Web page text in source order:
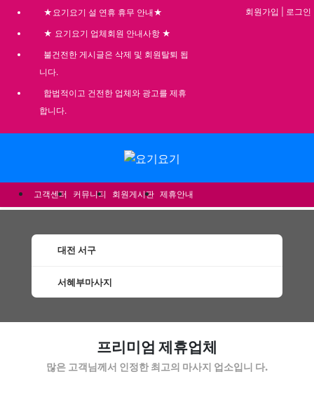
★요기요기 설 연휴 휴무 안내★
★ 요기요기 업체회원 안내사항 ★
불건전한 게시글은 삭제 및 회원탈퇴 됩
니다.
합법적이고 건전한 업체와 광고를 제휴
합니다.
회원가입 로그인
고객센터 커뮤니티 회원게시판 제휴안내
대전 서구
서혜부마사지
프리미엄 제휴업체
많은 고객님께서 인정한 최고의 마사지 업소입니 다.